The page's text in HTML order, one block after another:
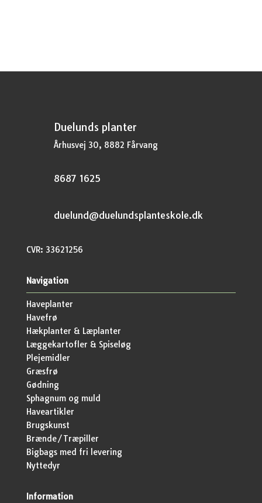
Duelunds planter
Århusvej 30, 8882 Fårvang
8687 1625
duelund@duelundsplanteskole.dk
CVR: 33621256
Navigation
Haveplanter
Havefrø
Hækplanter & Læplanter
Læggekartofler & Spiseløg
Plejemidler
Græsfrø
Gødning
Sphagnum og muld
Haveartikler
Brugskunst
Brænde/Træpiller
Bigbags med fri levering
Nyttedyr
Information